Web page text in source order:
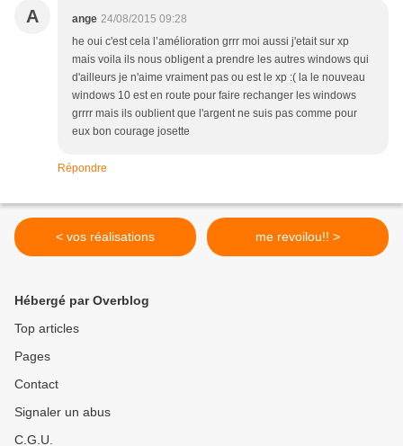
A ange 24/08/2015 09:28
he oui c'est cela l’amélioration grrr moi aussi j'etait sur xp
mais voila ils nous obligent a prendre les autres windows qui
d'ailleurs je n'aime vraiment pas ou est le xp :( la le nouveau
windows 10 est en route pour faire rechanger les windows
grrrr mais ils oublient que l'argent ne suis pas comme pour
eux bon courage josette
Répondre
< vos réalisations me revoilou!! >
Hébergé par Overblog
Top articles
Pages
Contact
Signaler un abus
C.G.U.